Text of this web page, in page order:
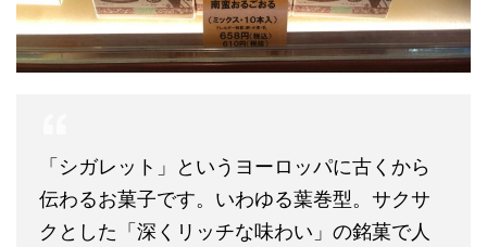
「シガレット」というヨーロッパに古くから
伝わるお菓子です。いわゆる葉巻型。サクサ
クとした「深くリッチな味わい」の銘菓で人